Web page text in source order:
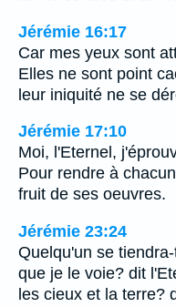
Jérémie 16:17
Car mes yeux sont
Elles ne sont point
leur iniquité ne se
Jérémie 17:10
Moi, l'Eternel,
Pour rendre à
fruit de ses oeuvres.
Jérémie 23:24
Quelqu'un se
que je le voie? dit
les cieux et la terre?